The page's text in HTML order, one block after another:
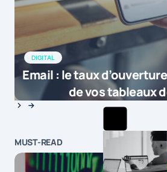
DIGITAL
Email : le taux
de vos tableaux
MUST-READ